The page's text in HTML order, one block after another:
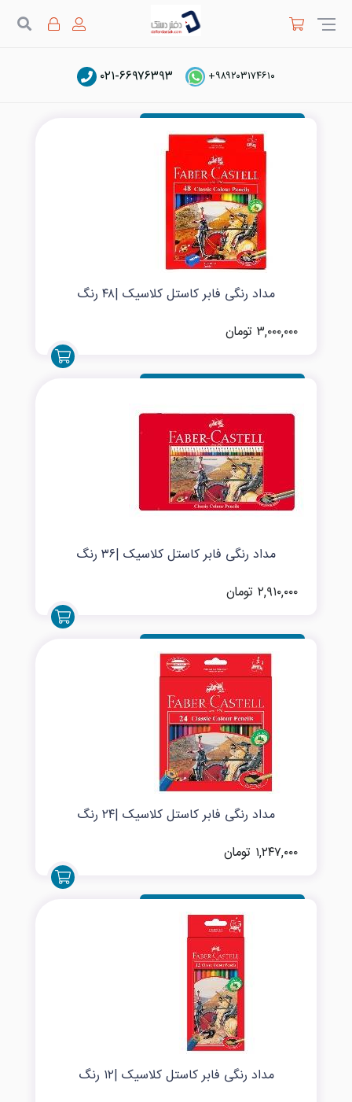
+۹۸۹۲۰۳۱۷۴۶۱۰ ۰۲۱-۶۶۹۷۶۳۹۳مداد رنگی فابرکاستل
مداد رنگی فابر کاستل کلاسیک |۴۸ رنگ
۳,۰۰۰,۰۰۰ تومان
مداد رنگی فابر کاستل کلاسیک |۳۶ رنگ
۲,۹۱۰,۰۰۰ تومان
مداد رنگی فابر کاستل کلاسیک |۲۴ رنگ
۱,۲۴۷,۰۰۰ تومان
مداد رنگی فابر کاستل کلاسیک |۱۲ رنگ